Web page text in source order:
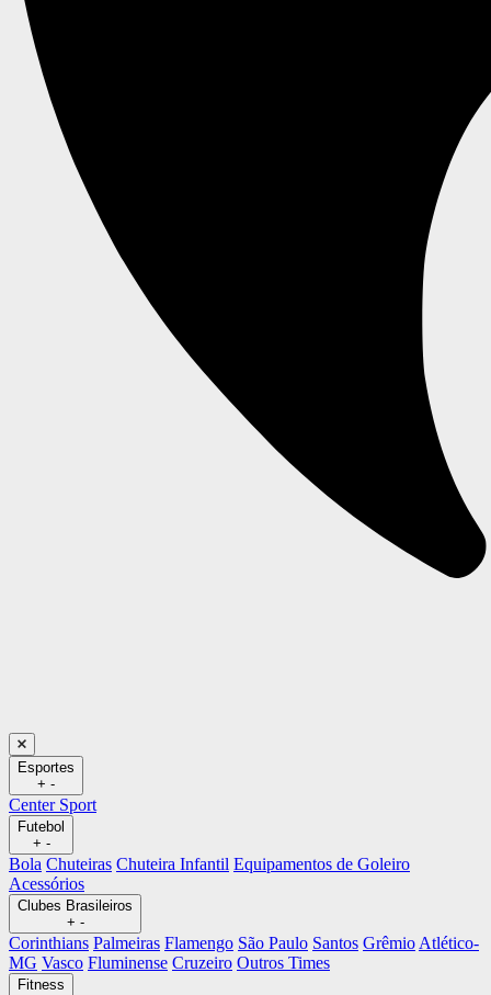
Esportes
+ -
Center Sport
Futebol
+ -
Bola Chuteiras Chuteira Infantil Equipamentos de Goleiro
Acessórios
Clubes Brasileiros
+ -
Corinthians Palmeiras Flamengo São Paulo Santos Grêmio Atlético-
MG Vasco Fluminense Cruzeiro Outros Times
Fitness